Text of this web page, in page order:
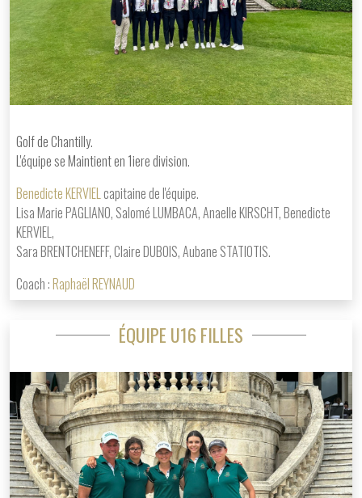
Golf de Chantilly.
L'équipe se Maintient en 1iere division.
Benedicte KERVIELcapitaine de l'équipe.
Lisa Marie PAGLIANO, Salomé LUMBACA, Anaelle KIRSCHT, Benedicte
KERVIEL,
Sara BRENTCHENEFF, Claire DUBOIS, Aubane STATIOTIS.
Coach :Raphaël REYNAUD
ÉQUIPE U16 FILLES